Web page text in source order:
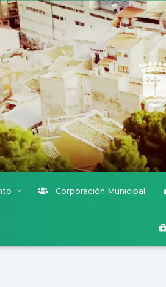
Corporación Municipal